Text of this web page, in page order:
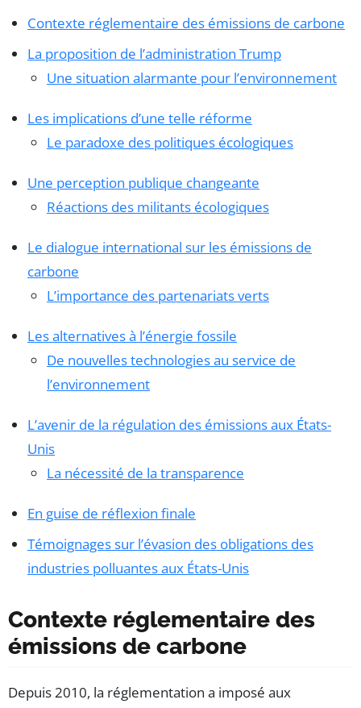
Contexte réglementaire des émissions de carbone
La proposition de l’administration Trump
Une situation alarmante pour l’environnement
Les implications d’une telle réforme
Le paradoxe des politiques écologiques
Une perception publique changeante
Réactions des militants écologiques
Le dialogue international sur les émissions de
carbone
L’importance des partenariats verts
Les alternatives à l’énergie fossile
De nouvelles technologies au service de
l’environnement
L’avenir de la régulation des émissions aux États-
Unis
La nécessité de la transparence
En guise de réflexion finale
Témoignages sur l’évasion des obligations des
industries polluantes aux États-Unis
Contexte réglementaire des
émissions de carbone
Depuis 2010, la réglementation a imposé aux